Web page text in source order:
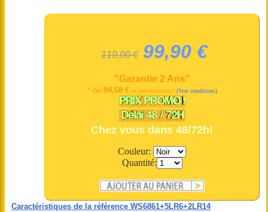
119,00 € 99,90 €
"Garantie 2 Ans"
* ou 94,68 €en précommande ! (Voir conditions)
Chez vous dans 48/72h!
Couleur:
Quantité:
Caractéristiques de la référence WS6861+5LR6+2LR14